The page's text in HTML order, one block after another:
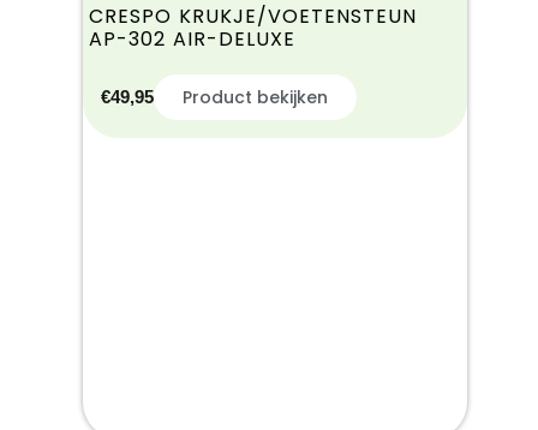
CRESPO KRUKJE/VOETENSTEUN
AP-302 AIR-DELUXE
€49,95 Product bekijken